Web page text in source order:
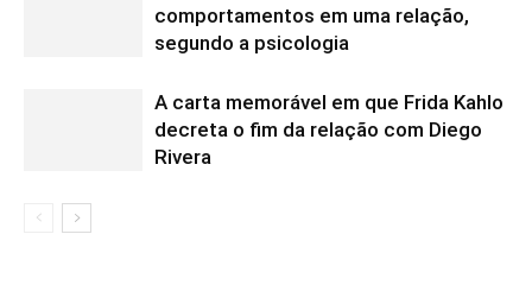
comportamentos em uma relação,
segundo a psicologia
A carta memorável em que Frida Kahlo
decreta o fim da relação com Diego
Rivera